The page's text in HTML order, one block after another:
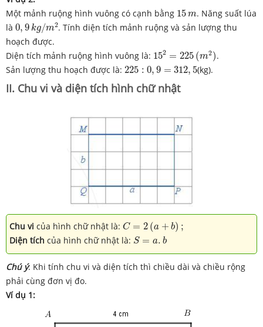
Một mảnh ruộng hình vuông có cạnh bằng 15m
15m. Năng suất lúa
là 0, 9 kg/m2
0 9 k m 2. Tính diện tích mảnh ruộng và sản lượng thu
hoạch được.
Diện tích mảnh ruộng hình vuông là: 152 = 225 (m2)
152 225 (m 2) .
Sản lượng thu hoạch được là: 225 : 0, 9 = 312, 5
225 : 0, 9=312,5 (kg).
II. Chu vi và diện tích hình chữ nhật
Chu vi của hình chữ nhật là: C = 2 (a + b) ;
C= a +b ;
Diện tích của hình chữ nhật là: S = a. b
S= .b
Chú ý: Khi tính chu vi và diện tích thì chiều dài và chiều rộng
phải cùng đơn vị đo.
Ví dụ 1: